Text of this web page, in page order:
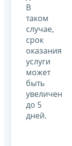
В
таком
случае,
срок
оказания
услуги
может
быть
увеличен
до 5
дней.